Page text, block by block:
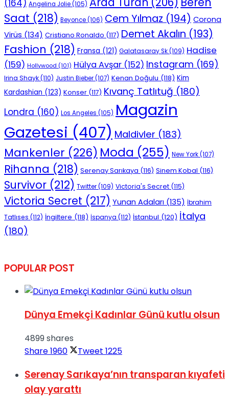
(164) Angelina Jolie(105)
Saat (218) Beyonce(106) Cem Yılmaz (194) Corona
Virüs (134) Cristiano Ronaldo (117) Demet Akalın (193)
Fashion (218) Fransa (121) Galatasaray Sk(109) Hadise
(159) Hollywood (101) Hülya Avşar (152) Instagram (169)
Irina Shayk(110) Justin Bieber(107) Kenan Doğulu (118) Kim
Kardashian (123) Konser (117) Kıvanç Tatlıtuğ (180)
Londra (160) Los Angeles (105) Magazin
Gazetesi (407) Maldivler (183)
Mankenler (226) Moda (255) New York(107)
Rihanna (218) Serenay Sarıkaya (116) Sinem Kobal (116)
Survivor (212) Twitter(109) Victoria's Secret (115)
Victoria Secret (217) Yunan Adaları (135) İbrahim
Tatlıses (112) İngiltere (118) İspanya (112) İstanbul (120) İtalya
(180)
POPULAR POST
Dünya Emekçi Kadınlar Günü kutlu olsun
4899 shares
Share1960 Tweet 1225
Serenay Sarıkaya’nın transparan kıyafeti
olay yarattı